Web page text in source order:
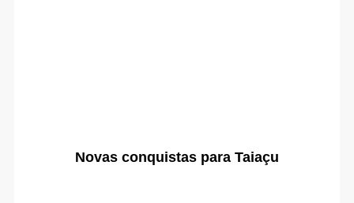
Novas conquistas para Taiaçu